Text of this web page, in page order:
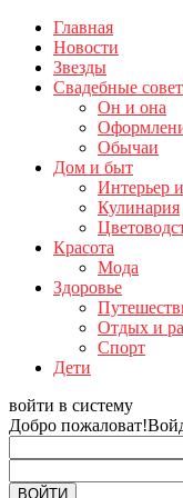
Главная
Новости
Звезды
Свадебные
Он и она
Обычаи
Дом и быт
Интерьер
Кулинария
Красота
Мода
Здоровье
Отдых и
Спорт
Дети
войти в систему
Добро пожаловат!